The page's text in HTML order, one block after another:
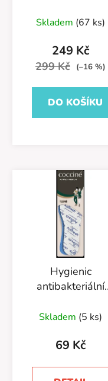
hodnocení
produktu
5
Skladem (67 ks)
249 Kč
299 Kč (–16 %)
DO KOŠÍKU
Hygienic
antibakteriální
Skladem (5 ks)
69 Kč